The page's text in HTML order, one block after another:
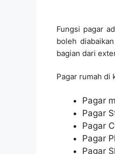
Fungsi pagar
boleh
bagian dari
Pagar rumah di
Pagar
Pagar
Pagar
Pagar
Pagar